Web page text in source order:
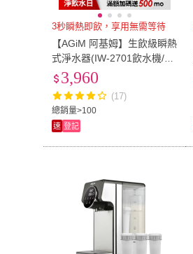
3秒瞬熱即飲，享用無需等待
【AGiM 阿基姆】生飲級瞬熱
式淨水器(IW-2701飲水機/瞬
熱開飲機)
總銷量>100
3,960
(17)
速 登記